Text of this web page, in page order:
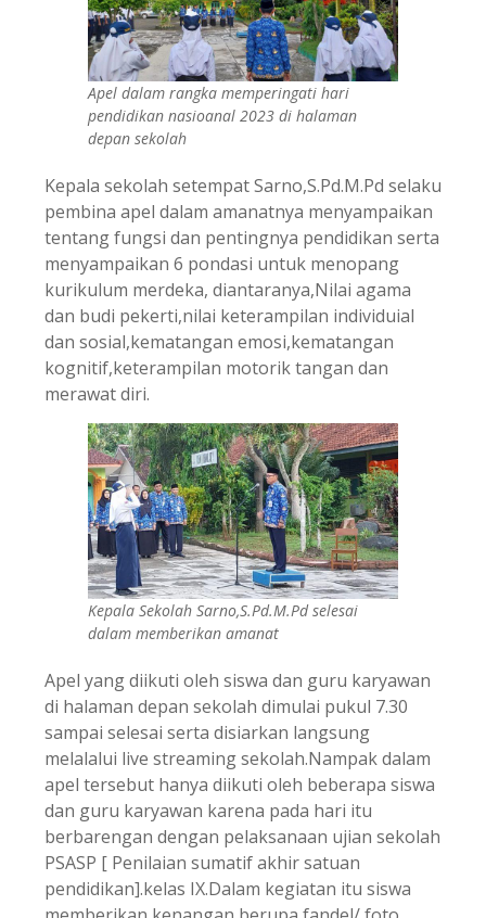
Apel dalam rangka memperingati hari
pendidikan nasioanal 2023 di halaman
depan sekolah
Kepala sekolah setempat Sarno,S.Pd.M.Pd selaku
pembina apel dalam amanatnya menyampaikan
tentang fungsi dan pentingnya pendidikan serta
menyampaikan 6 pondasi untuk menopang
kurikulum merdeka, diantaranya,Nilai agama
dan budi pekerti,nilai keterampilan individuial
dan sosial,kematangan emosi,kematangan
kognitif,keterampilan motorik tangan dan
merawat diri.
Kepala Sekolah Sarno,S.Pd.M.Pd selesai
dalam memberikan amanat
Apel yang diikuti oleh siswa dan guru karyawan
di halaman depan sekolah dimulai pukul 7.30
sampai selesai serta disiarkan langsung
melalalui live streaming sekolah.Nampak dalam
apel tersebut hanya diikuti oleh beberapa siswa
dan guru karyawan karena pada hari itu
berbarengan dengan pelaksanaan ujian sekolah
PSASP [ Penilaian sumatif akhir satuan
pendidikan].kelas IX.Dalam kegiatan itu siswa